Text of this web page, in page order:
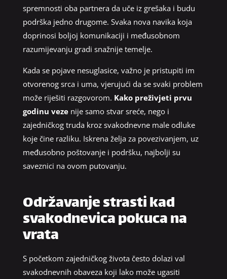
spremnosti oba partnera da uče iz grešaka i budu
podrška jedno drugome. Svaka nova navika koja
doprinosi boljoj komunikaciji i međusobnom
razumijevanju gradi snažnije temelje.
Kada se pojave nesuglasice, važno je pristupiti im
otvorenog srca i uma, vjerujući da se svaki problem
može riješiti razgovorom. Kako preživjeti prvu
godinu vezenije samo stvar sreće, nego i
zajedničkog truda kroz svakodnevne male odluke
koje čine razliku. Iskrena želja za povezivanjem, uz
međusobno poštovanje i podršku, najbolji su
saveznici na ovom putovanju.
Održavanje strasti kad
svakodnevica pokuca na
vrata
S početkom zajedničkog života često dolazi val
svakodnevnih obaveza koji lako može ugasiti